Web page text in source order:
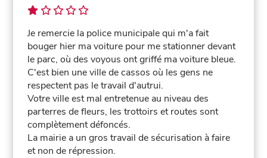
Je remercie la police municipale qui m'a fait
bouger hier ma voiture pour me stationner devant
le parc, où des voyous ont griffé ma voiture bleue.
C'est bien une ville de cassos où les gens ne
respectent pas le travail d'autrui.
Votre ville est mal entretenue au niveau des
parterres de fleurs, les trottoirs et routes sont
complètement défoncés.
La mairie a un gros travail de sécurisation à faire
et non de répression.